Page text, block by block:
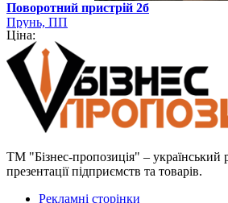
Поворотний пристрій 2б
Прунь, ПП
Ціна:
ТМ "Бізнес-пропозиція" – український
презентації підприємств та товарів.
Рекламні сторінки